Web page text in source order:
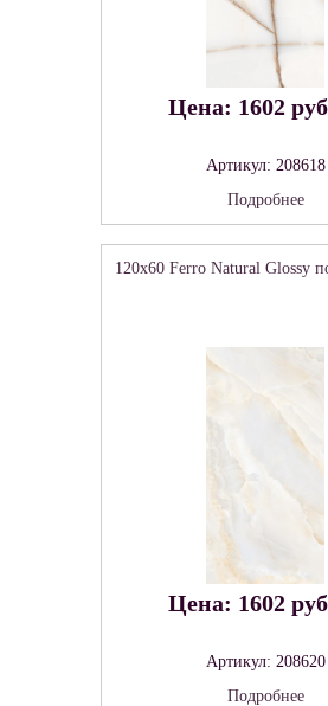
Цена: 1602
Артикул: 208618
Подробнее
120x60 Ferro Natural Glossy
Цена: 1602
Артикул: 208620
Подробнее